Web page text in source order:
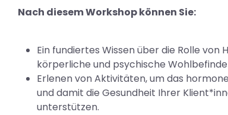
Nach diesem Workshop können Sie:
Ein fundiertes Wissen über die Rolle von
körperliche und psychische
Erlenen von Aktivitäten, um das
und damit die Gesundheit Ihrer
unterstützen.